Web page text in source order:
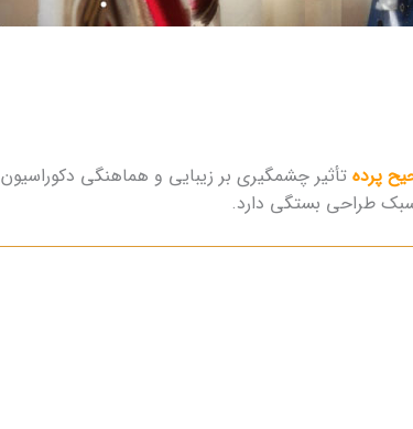
پرده تأثیر چشمگیری بر زیبایی و هماهنگی دکوراسیون
سبک طراحی بستگی دارد.